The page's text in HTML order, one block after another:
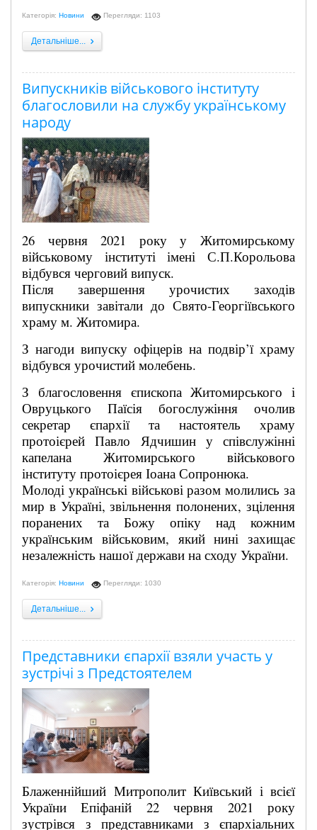
Категорія: Новини Перегляди: 1103
Детальніше...
Випускників військового інституту
благословили на службу українському
народу
26 червня 2021 року у Житомирському
військовому інституті імені С.П.Корольова
відбувся черговий випуск.
Після завершення урочистих заходів
випускники завітали до Свято-Георгіївського
храму м. Житомира.
З нагоди випуску офіцерів на подвір’ї храму
відбувся урочистий молебень.
З благословення єпископа Житомирського і
Овруцького Паїсія богослужіння очолив
секретар єпархії та настоятель храму
протоієрей Павло Ядчишин у співслужінні
капелана Житомирського військового
інституту протоієрея Іоана Сопронюка.
Молоді українські військові разом молились за
мир в Україні, звільнення полонених, зцілення
поранених та Божу опіку над кожним
українським військовим, який нині захищає
незалежність нашої держави на сходу України.
Категорія: Новини Перегляди: 1030
Детальніше...
Представники єпархії взяли участь у
зустрічі з Предстоятелем
Блаженнійший Митрополит Київський і всієї
України Епіфаній 22 червня 2021 року
зустрівся з представниками з єпархіальних